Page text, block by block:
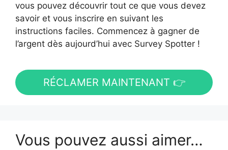
vous pouvez découvrir tout ce que vous devez
savoir et vous inscrire en suivant les
instructions faciles. Commencez à gagner de
l’argent dès aujourd’hui avec Survey Spotter !
RÉCLAMER MAINTENANT 👉
Vous pouvez aussi aimer…